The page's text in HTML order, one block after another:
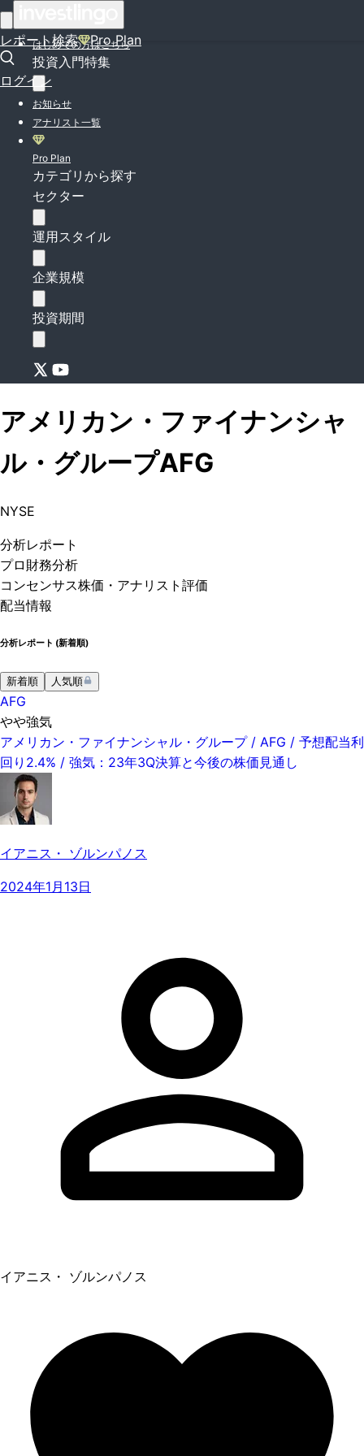
レポート検索 Pro Plan
ログイン
はじめての方はこちら
投資入門特集
お知らせ
アナリスト一覧
Pro Plan
カテゴリから探す
セクター
運用スタイル
企業規模
投資期間
アメリカン・ファイナンシャ
ル・グループAFG
NYSE
分析レポート
プロ 財務分析
コンセンサス株価 ・アナリスト評価
配当情報
分析レポート (新着順)
新着順 人気順
AFG
やや強気
アメリカン・ファイナンシャル・グループ / AFG / 予想配当利
回り2.4% / 強気：23年3Q決算と今後の株価見通し
イアニス・ ゾルンパノス
2024年1月13日
イアニス・ ゾルンパノス